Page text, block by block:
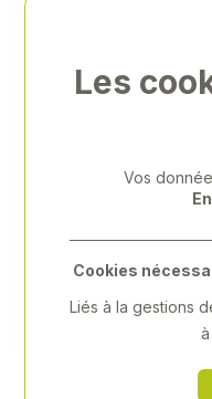
Previous
Les
Vos
Cookies
Liés à la gestions